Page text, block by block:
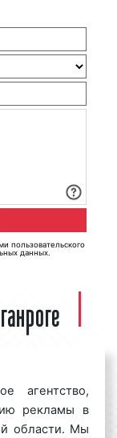
пользовательского
данных
агентство,
рекламы в
области. Мы